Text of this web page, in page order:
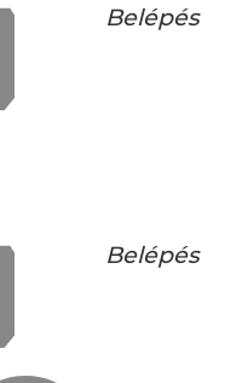
Belépés
Belépés